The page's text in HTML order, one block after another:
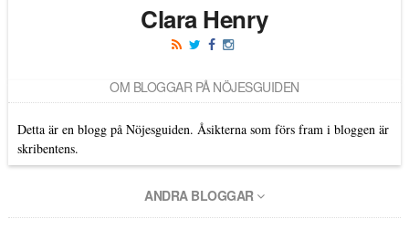
Clara Henry
OM BLOGGAR PÅ NÖJESGUIDEN
Detta är en blogg på Nöjesguiden. Åsikterna som förs fram i bloggen är
skribentens.
ANDRA BLOGGAR